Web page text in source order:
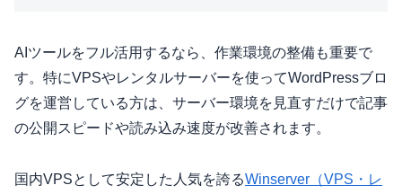
AIツールをフル活用するなら、作業環境の整備も重要で
す。特にVPSやレンタルサーバーを使ってWordPressブロ
グを運営している方は、サーバー環境を見直すだけで記事
の公開スピードや読み込み速度が改善されます。
国内VPSとして安定した人気を誇るWinserver（VPS・レ